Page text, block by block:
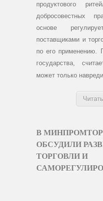
продуктового
добросовестных
основе
поставщиками и
по его применению.
государства,
может только
В
ОБСУДИЛИ
ТОРГОВЛИ И